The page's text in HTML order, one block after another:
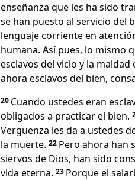
enseñanza que les ha sido
se han puesto al servicio del
lenguaje corriente en
humana. Así pues, lo mismo
esclavos del vicio y la
ahora esclavos del bien,
20 Cuando ustedes eran
obligados a practicar el bien.
Vergüenza les da a ustedes
la muerte. 22 Pero ahora han
siervos de Dios, han sido
vida eterna. 23 Porque el